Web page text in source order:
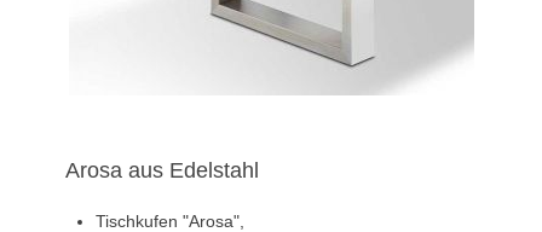
Arosa aus Edelstahl
Tischkufen "Arosa",